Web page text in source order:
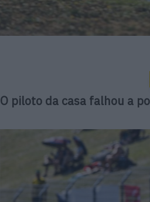
O piloto da casa falhou a